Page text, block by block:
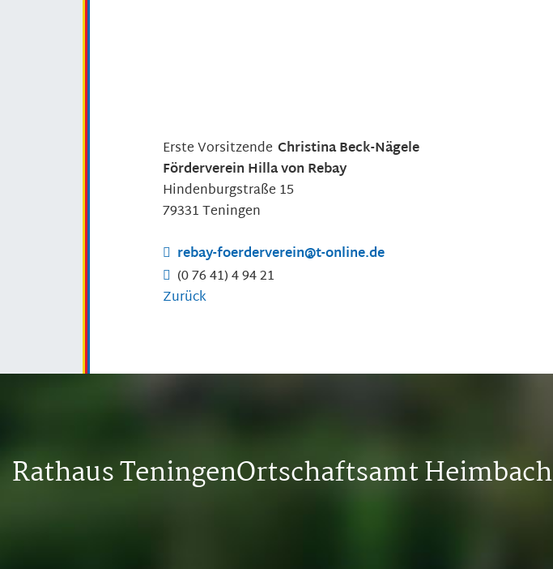
Erste Vorsitzende ChristinaBeck-Nägele
Förderverein Hilla von Rebay
Hindenburgstraße 15
79331Teningen
rebay-foerderverein@t-online.de
(07641) 49421
Zurück
Rathaus TeningenOrtschaftsamt Heimbach